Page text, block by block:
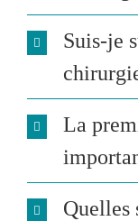
Suis-je
La
Quelles